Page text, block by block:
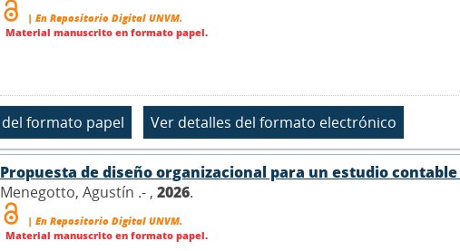
| En Repositorio Digital UNVM.
Material manuscrito en formato papel.
Propuesta de diseño organizacional para un estudio
Menegotto, Agustín .- , 2026.
| En Repositorio Digital UNVM.
Material manuscrito en formato papel.